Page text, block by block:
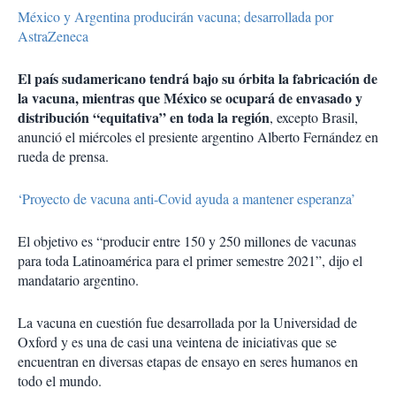
México y Argentina producirán vacuna; desarrollada por
AstraZeneca
El país sudamericano tendrá bajo su órbita la fabricación de
la vacuna, mientras que México se ocupará de envasado y
distribución “equitativa” en toda la región, excepto Brasil,
anunció el miércoles el presiente argentino Alberto Fernández en
rueda de prensa.
‘Proyecto de vacuna anti-Covid ayuda a mantener esperanza’
El objetivo es “producir entre 150 y 250 millones de vacunas
para toda Latinoamérica para el primer semestre 2021”, dijo el
mandatario argentino.
La vacuna en cuestión fue desarrollada por la Universidad de
Oxford y es una de casi una veintena de iniciativas que se
encuentran en diversas etapas de ensayo en seres humanos en
todo el mundo.